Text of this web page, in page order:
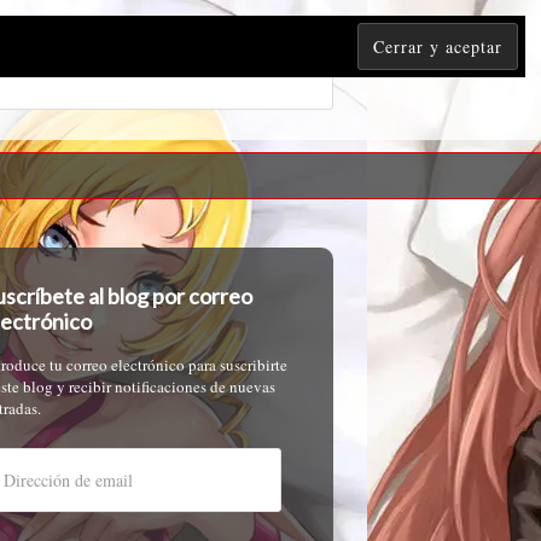
al blog por correo
tu correo electrónico para suscribirte
blog y recibir notificaciones de nuevas